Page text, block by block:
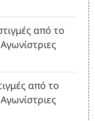
από το
από το